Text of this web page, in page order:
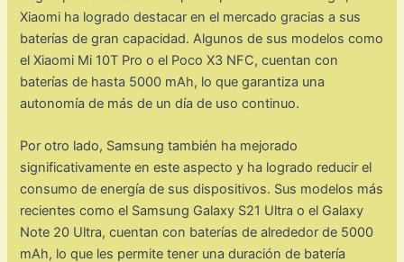
Xiaomi ha logrado destacar en el mercado gracias a sus
baterías de gran capacidad. Algunos de sus modelos como
el Xiaomi Mi 10T Pro o el Poco X3 NFC, cuentan con
baterías de hasta 5000 mAh, lo que garantiza una
autonomía de más de un día de uso continuo.
Por otro lado, Samsung también ha mejorado
significativamente en este aspecto y ha logrado reducir el
consumo de energía de sus dispositivos. Sus modelos más
recientes como el Samsung Galaxy S21 Ultra o el Galaxy
Note 20 Ultra, cuentan con baterías de alrededor de 5000
mAh, lo que les permite tener una duración de batería